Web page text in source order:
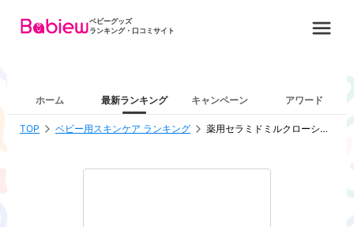
ベビーグッズ
ランキング・口コミサイト
ホーム 最新ランキング キャンペーン アワード
TOP ベビー用スキンケア ランキング 薬用セラミドミルクローション